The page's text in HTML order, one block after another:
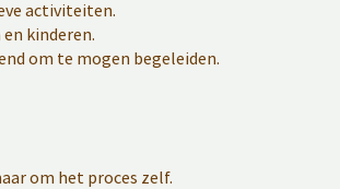
activiteiten.
kinderen.
om te mogen begeleiden.
om het proces zelf.